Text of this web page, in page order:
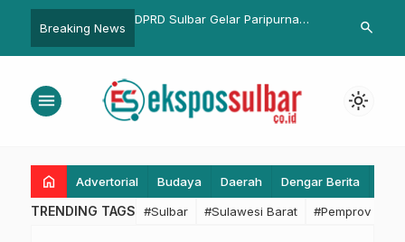
Breaking News
DPRD Sulbar Gelar Paripurna
Gubernur atas Ranperda
Gerakan
Cendekia
search
menu light_mode
home Advertorial Budaya Daerah Dengar Berita
TRENDING TAGS #Sulbar #Sulawesi Barat #Pemprov